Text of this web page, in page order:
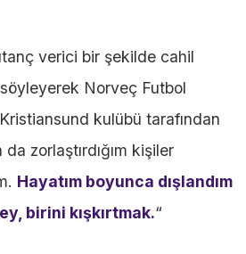
verici bir şekilde cahil
Norveç Futbol
kulübü tarafından
zorlaştırdığım kişiler
Hayatım boyunca dışlandım
birini kışkırtmak.“